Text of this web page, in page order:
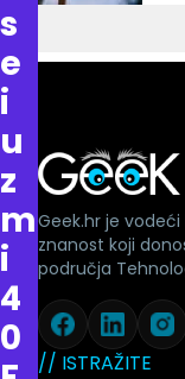
s
e
i
u
z
m
i
4
0
// ISTRAŽITE
Geek.hr je
znanost koji
područja